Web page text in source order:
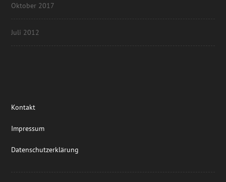
Oktober 2017
Juli 2012
Kontakt
Impressum
Datenschutzerklärung